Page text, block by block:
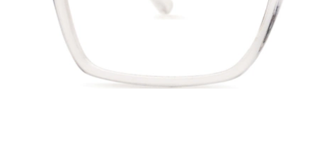
38 mm
Glashoogte Glasbreedte